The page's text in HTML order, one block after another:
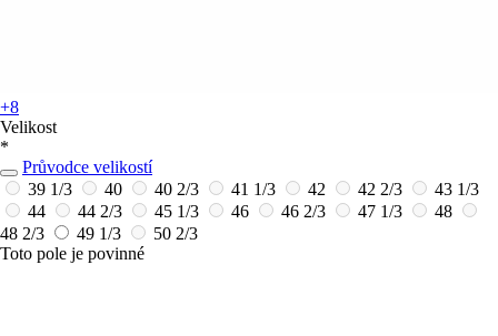
+8
Velikost
*
Průvodce velikostí
39 1/3
40 40 2/3 41 1/3 42 42 2/3
43 1/3
44
44 2/3 45 1/3 46 46 2/3 47 1/3
48
48 2/3
49 1/3
50 2/3
Toto pole je povinné